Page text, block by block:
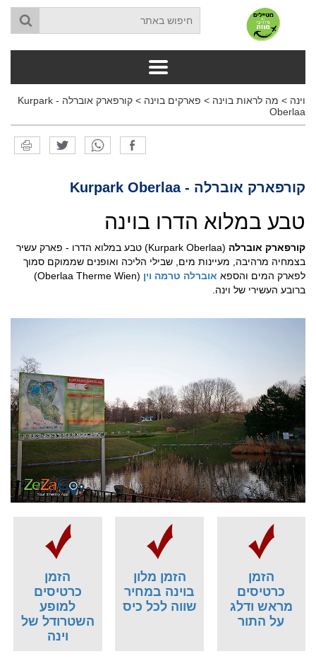
וינה > מה לראות בוינה > פארקים בוינה >
קורפארק אוברלה - Kurpark
Oberlaa
קורפארק אוברלה - Kurpark Oberlaa
טבע במלוא הדרו בוינה
קורפארק אוברלה
(Kurpark Oberlaa) טבע במלוא הדרו - פארק עשיר
בצמחיה מרהיבה, מעיינות מים, שבילי הליכה ואופנים שממוקם סמוך
לפארק המים והספא אוברלה טרמה וין
(Oberlaa Therme Wien)
ברובע העשירי של וינה.
הזמן
כרטיסים
מראש ודלג
על התור
הזמן מלון
בוינה במחיר
שווה לכל כיס
הזמן
כרטיסים
למופע
השטרודל של
וינה